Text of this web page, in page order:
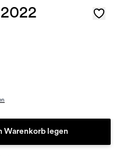
Warenkorb legen